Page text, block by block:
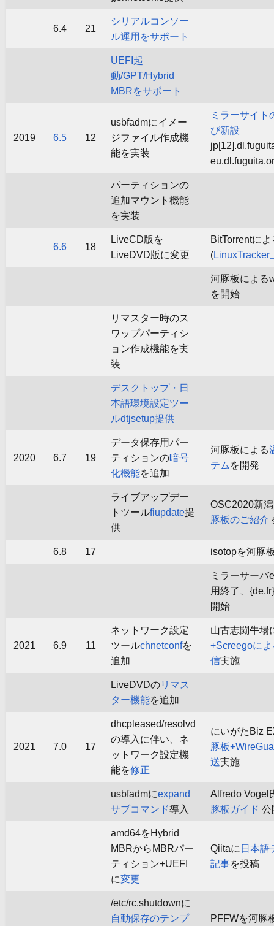
6.4 21
シリアルコンソー
ル運用をサポート
UEFI起
動/GPT/Hybrid
MBRをサポート
2019 6.5 12
usbfadmにイメー
ジファイル作成機
能を実装
ミラーサイト
び新設
パーティションの
追加マウント機能
を実装
6.6 18
LiveCD版を
LiveDVD版に変更
BitTorrentに
(LinuxTracker
河豚板による
を開始
リマスター時のス
ワップパーティシ
ョン作成機能を実
装
デスクトップ・日
本語環境設定ツー
ルdtjsetup提供
2020 6.7 19
データ保存用パー
ティションの暗号
化機能を追加
河豚板による
テム を開発
ライブアップデー
トツールfiupdate提
供
OSC2020新
豚板のご紹介
6.8 17 isotopを河豚
ミラーサーバ
用終了、
開始
2021 6.9 11
ネットワーク設定
ツールchnetconfを
追加
山古志闘牛場
+Screegoに
信実施
LiveDVDのリマス
ター機能を追加
2021 7.0 17
dhcpleased/resolvd
の導入に伴い、ネ
ットワーク設定機
能を修正
にいがたBiz
豚板
送実施
usbfadmにexpand
サブコマンド導入
Alfredo Vogel
豚板ガイド 公
amd64をHybrid
MBRからMBRパー
ティション+UEFI
に変更
Qiitaに 日本語
記事を投稿
/etc/rc.shutdownに
自動保存のテンプ
PFFWを河豚